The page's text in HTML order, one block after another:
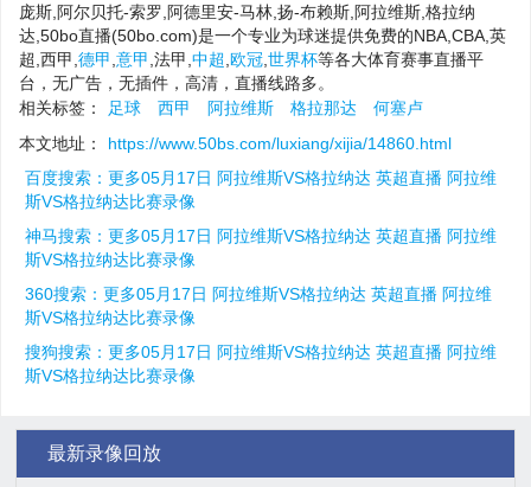
庞斯,阿尔贝托-索罗,阿德里安-马林,扬-布赖斯,阿拉维斯,格拉纳
达,50bo直播(50bo.com)是一个专业为球迷提供免费的NBA,CBA,英
超,西甲, 德甲 意甲 ,法甲, 中超 欧冠 世界杯等各大体育赛事直播平
台，无广告，无插件，高清，直播线路多。
相关标签：
足球 西甲 阿拉维斯 格拉那达
何塞卢
本文地址：
https://www.50bs.com/luxiang/xijia/14860.html
百度搜索：更多05月17日 阿拉维斯VS格拉纳达 英超直播 阿拉维
斯VS格拉纳达比赛录像
神马搜索：更多05月17日 阿拉维斯VS格拉纳达 英超直播 阿拉维
斯VS格拉纳达比赛录像
360搜索：更多05月17日 阿拉维斯VS格拉纳达 英超直播 阿拉维
斯VS格拉纳达比赛录像
搜狗搜索：更多05月17日 阿拉维斯VS格拉纳达 英超直播 阿拉维
斯VS格拉纳达比赛录像
最新录像回放